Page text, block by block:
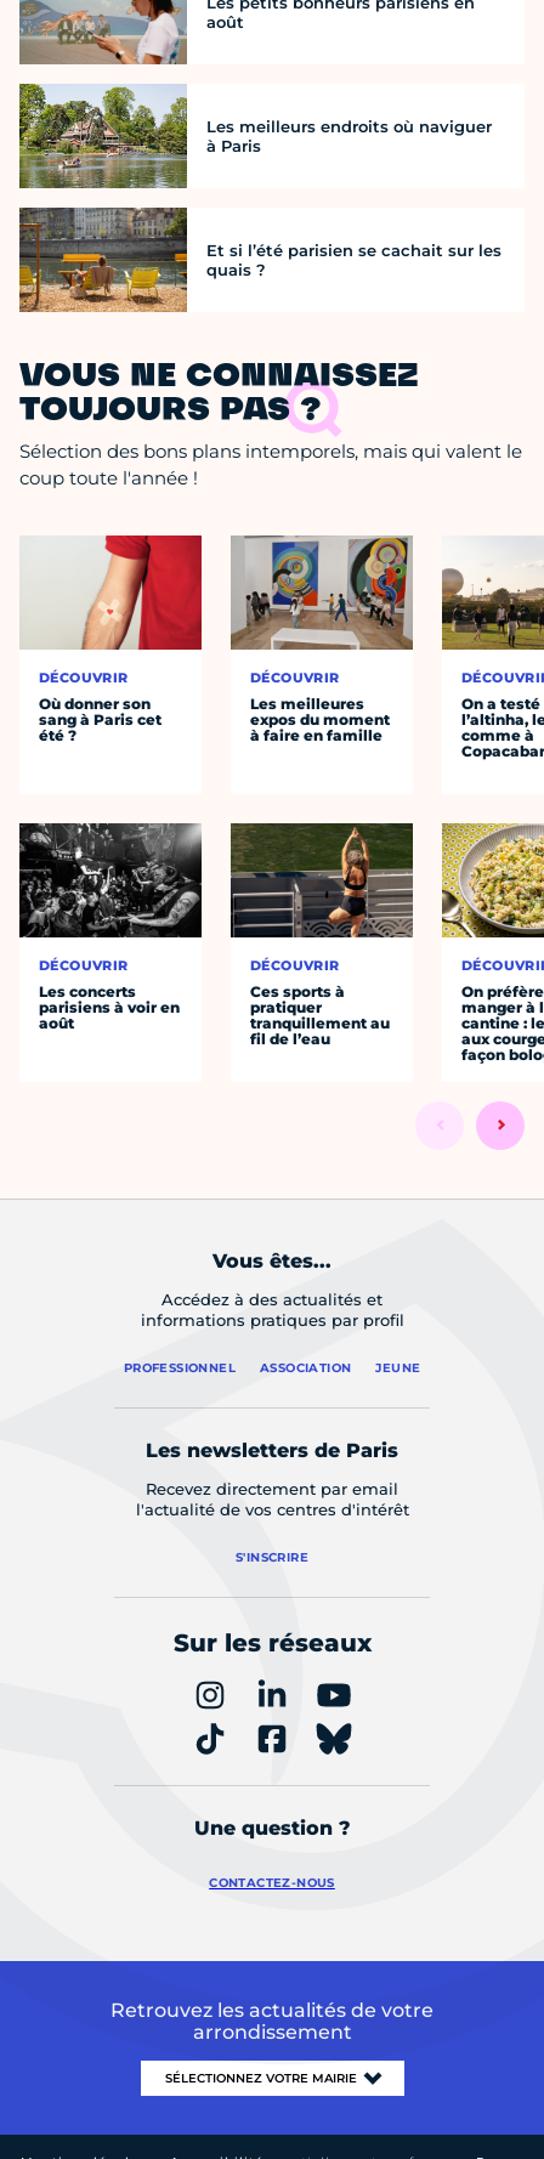
août
Les meilleurs endroits où naviguer
à Paris
Et si l’été parisien se cachait sur les
quais ?
VOUS NE CONNAISSEZ
TOUJOURS PAS ?
Sélection des bons plans intemporels, mais qui valent le
coup toute l'année !
DÉCOUVRIR
Où donner son
sang à Paris cet
été ?
DÉCOUVRIR
Les concerts
parisiens à voir en
août
DÉCOUVRIR
Les meilleures
expos du moment
à faire en famille
DÉCOUVRIR
Ces sports à
pratiquer
tranquillement au
fil de l’eau
On a testé
l’altinha,
comme à
On préfère
manger à
cantine :
aux
façon
Vous êtes...
Accédez à des actualités et
informations pratiques par profil
PROFESSIONNEL ASSOCIATION JEUNE
Les newsletters de Paris
Recevez directement par email
l'actualité de vos centres d'intérêt
S'INSCRIRE
Sur les réseaux
Une question ?
CONTACTEZ-NOUS
Retrouvez les actualités de votre
arrondissement